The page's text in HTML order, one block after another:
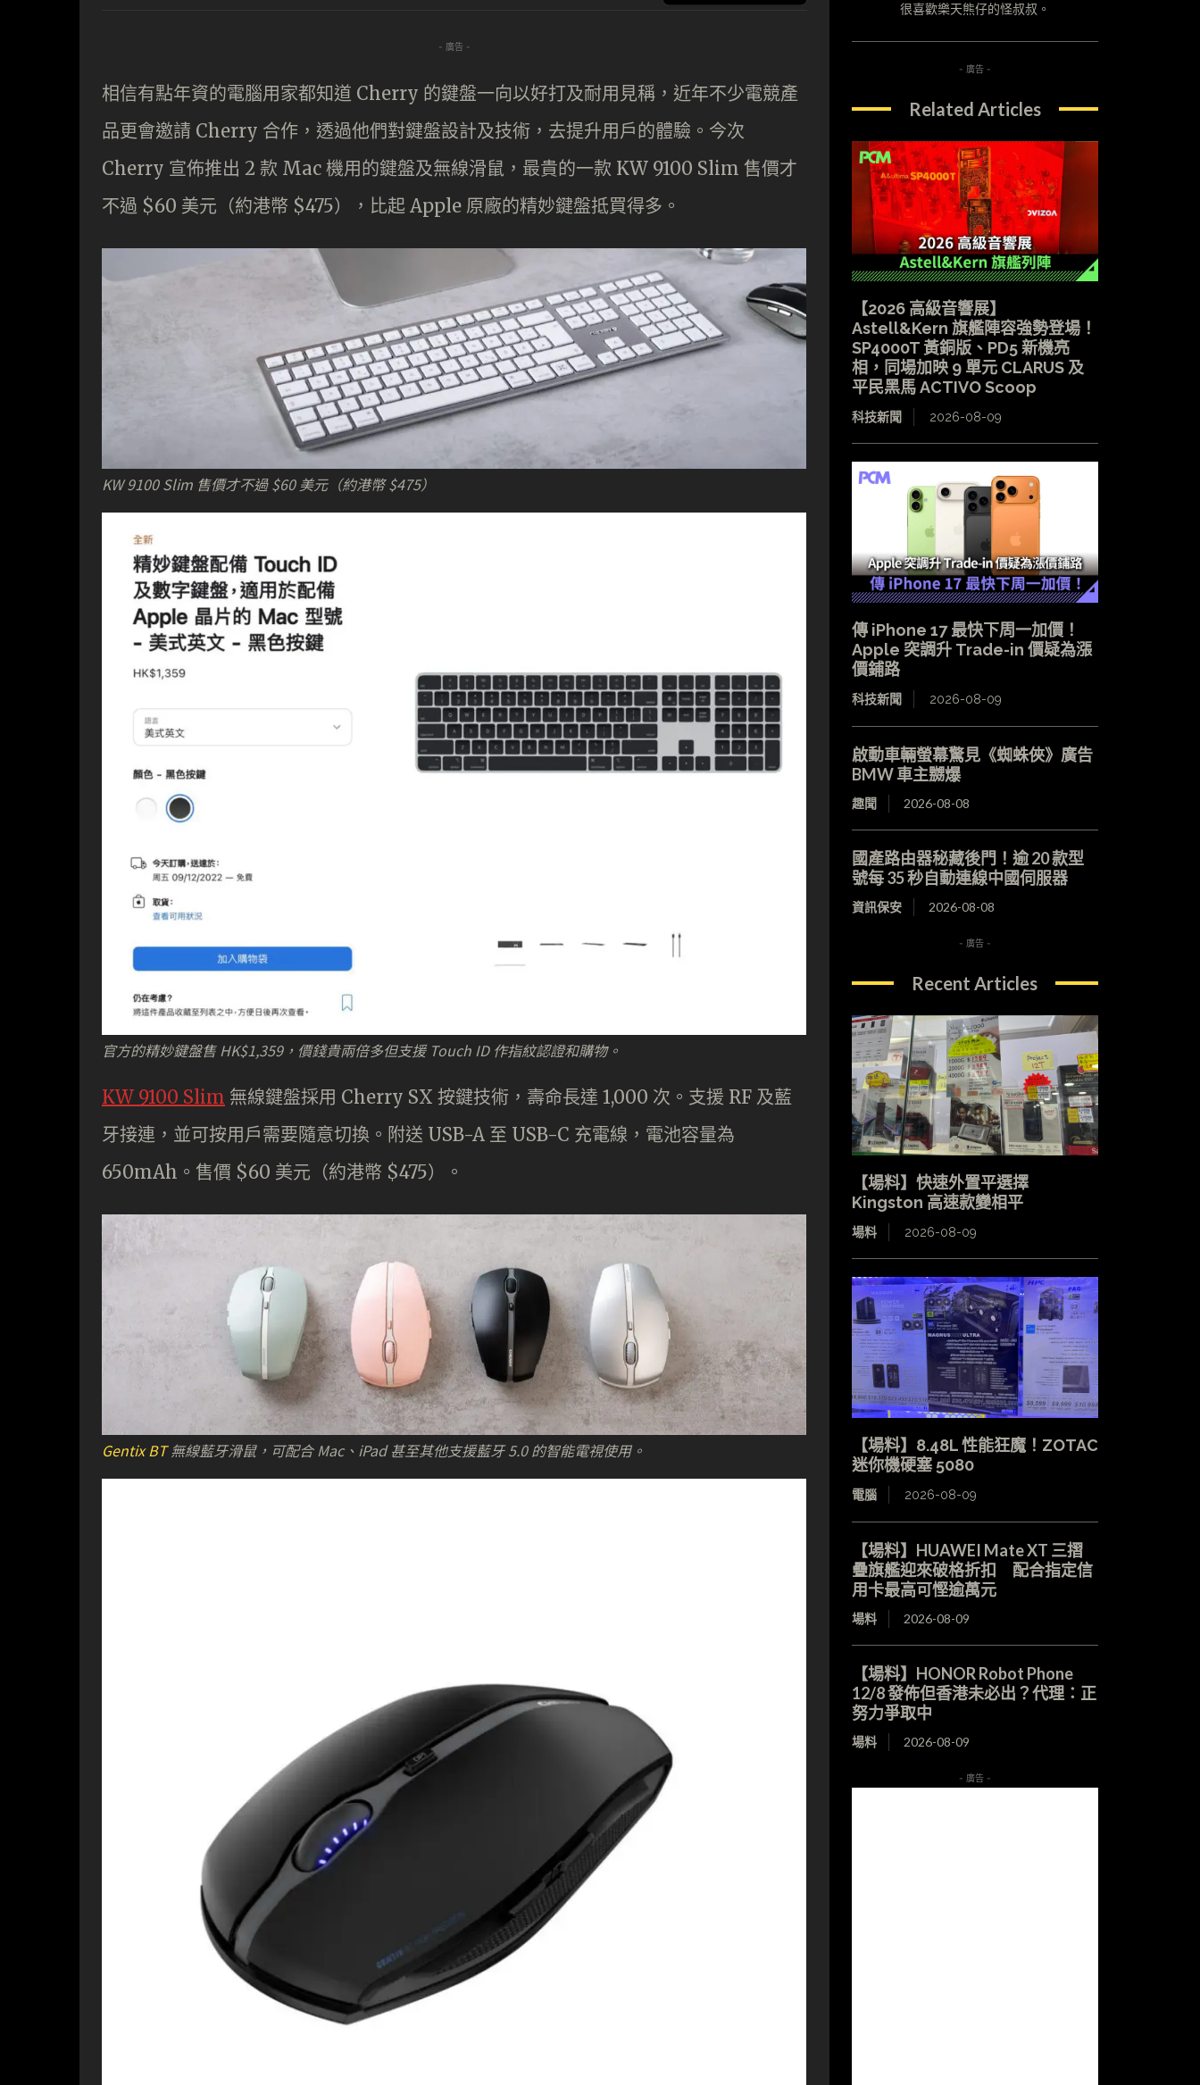
- 廣告 -
相信有點年資的電腦用家都知道 Cherry 的鍵盤一向以好打及耐用見稱，近年不少電競產
品更會邀請 Cherry 合作，透過他們對鍵盤設計及技術，去提升用戶的體驗。今次
Cherry 宣佈推出 2 款 Mac 機用的鍵盤及無線滑鼠，最貴的一款 KW 9100 Slim 售價才
不過 $60 美元（約港幣 $475），比起 Apple 原廠的精妙鍵盤抵買得多。
KW 9100 Slim 售價才不過 $60 美元（約港幣 $475）
官方的精妙鍵盤售 HK$1,359，價錢貴兩倍多但支援 Touch ID 作指紋認證和購物。
KW 9100 Slim 無線鍵盤採用 Cherry SX 按鍵技術，壽命長達 1,000 次。支援 RF 及藍
牙接連，並可按用戶需要隨意切換。附送 USB-A 至 USB-C 充電線，電池容量為
650mAh。售價 $60 美元（約港幣 $475）。
Gentix BT無線藍牙滑鼠，可配合 Mac、iPad 甚至其他支援藍牙 5.0 的智能電視使用。
很喜歡樂天熊仔的怪叔叔。
- 廣告 -
Related Articles
【2026 高級音響展】
Astell&Kern 旗艦陣容強勢登場！
SP4000T 黃銅版、PD5 新機亮
相，同場加映 9 單元 CLARUS 及
平民黑馬 ACTIVO Scoop
科技新聞 2026-08-09
傳 iPhone 17 最快下周一加價！
Apple 突調升 Trade-in 價疑為漲
價鋪路
科技新聞 2026-08-09
啟動車輛螢幕驚見《蜘蛛俠》廣告
BMW 車主嬲爆
趣聞 2026-08-08
國產路由器秘藏後門！逾 20 款型
號每 35 秒自動連線中國伺服器
資訊保安 2026-08-08
- 廣告 -
Recent Articles
【場料】快速外置平選擇
Kingston 高速款變相平
場料 2026-08-09
【場料】8.48L 性能狂魔！ZOTAC
迷你機硬塞 5080
電腦 2026-08-09
【場料】HUAWEI Mate XT 三摺
疊旗艦迎來破格折扣 配合指定信
用卡最高可慳逾萬元
場料 2026-08-09
【場料】HONOR Robot Phone
12/8 發佈但香港未必出？代理：正
努力爭取中
場料 2026-08-09
- 廣告 -